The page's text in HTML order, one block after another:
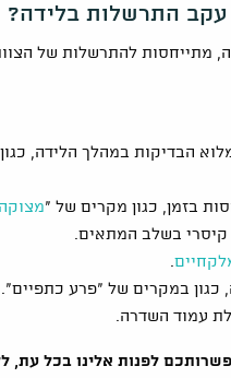
התרשלות בלידה?
להתרשלות של
הבדיקות במהלך הלידה,
בזמן, כגון מקרים של "
קיסרי בשלב המתאים.
.
במקרים של "פרע כתפיים".
עמוד השדרה.
לפנות אלינו בכל עת,